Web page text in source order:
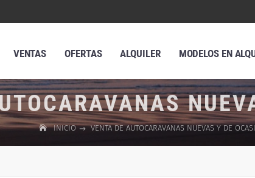
VENTAS OFERTAS ALQUILER MODELOS EN
INICIO VENTA DE AUTOCARAVANAS NUEVAS Y DE